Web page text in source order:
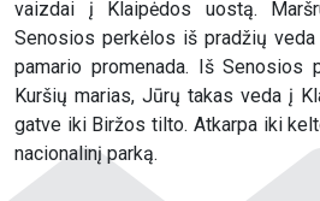
vaizdai į Klaipėdos uostą.
Senosios perkėlos iš pradžių
pamario promenada. Iš Senosios
Kuršių marias, Jūrų takas veda į
gatve iki Biržos tilto. Atkarpa iki
nacionalinį parką.